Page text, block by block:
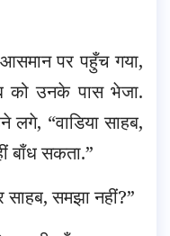
पर पहुँच गया,
को उनके पास भेजा.
“वाडिया साहब,
बाँध सकता.”
समझा नहीं?”